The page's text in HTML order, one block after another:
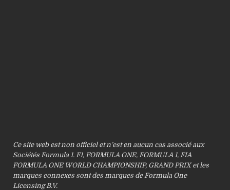
Ce site web est non officiel et n’est en aucun cas associé aux
Sociétés Formula 1. F1, FORMULA ONE, FORMULA 1, FIA
FORMULA ONE WORLD CHAMPIONSHIP, GRAND PRIX et les
marques connexes sont des marques de Formula One
Licensing B.V.